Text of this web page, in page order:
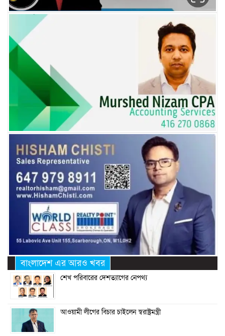
বাংলাদেশ এর আরও খবর
শেখ পরিবারের দেশত্যাগের নেপথ্য
আওয়ামী লীগের বিচার চাইলেন স্বরাষ্ট্রমন্ত্রী